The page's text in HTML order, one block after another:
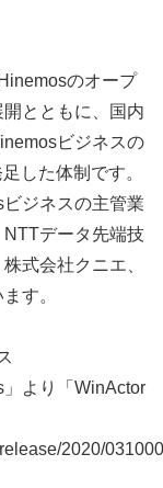
のオープ
とともに、国内
ビジネスの
した体制です。
ジネスの主管業
データ先端技
式会社クニエ、
す。
」より「WinActor
2020/